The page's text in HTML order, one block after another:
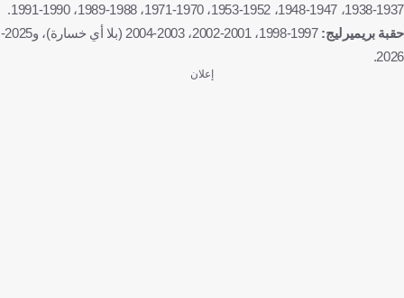
1937-1938، 1947-1948، 1952-1953، 1970-1971، 1988-1989، 1990-1991.
حقبة بريميرليج:
1997-1998، 2001-2002، 2003-2004 (بلا أي خسارة)، و2025-
2026.
إعلان